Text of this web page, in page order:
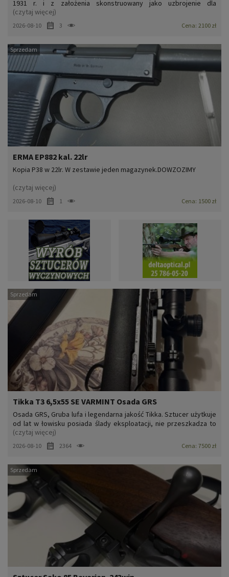
1931 r. i z założenia skonstruowany jako uzbrojenie dla
nieumundurowanych funkcjonariuszy policji. Oferowany
egzemplarz wyprodukowany został w 1966 r. i znajduje się w
doskonałym stanie technicznym – lufa w stanie idealnym. Broń w
(czytaj więcej)
2026-08-10 3 Cena: 2100 zł
ERMA EP882 kal. 22lr
Kopia P38 w 22lr. W zestawie jeden magazynek.DOWZOZIMY
(czytaj więcej)
2026-08-10 1 Cena: 1500 zł
Sprzedam
Tikka T3 6,5x55 SE VARMINT Osada GRS
Osada GRS, Gruba lufa i legendarna jakość Tikka. Sztucer użytkuje
od lat w łowisku posiada ślady eksploatacji, nie przeszkadza to
świetnym skupieniu na tarczy i idealnej pracy zamka. W komplecie
z lunetą noktowizyjną hikmikro Alpex + doświetlacz noxar 850 na
szybkim montażu(lunetę mogę sprzedać osob...
(czytaj więcej)
2026-08-10 2364 Cena: 7500 zł
Sprzedam
Sprzedam